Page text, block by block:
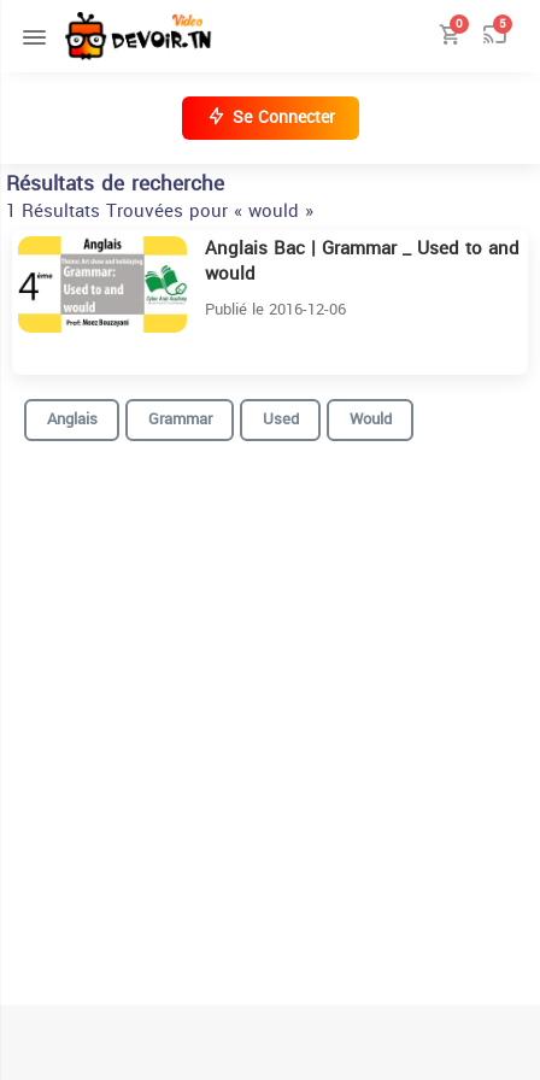
0 5
Se Connecter
Résultats de recherche
1 Résultats Trouvées pour « would »
4:30 Anglais Bac | Grammar _ Used to and
would
Publié le 2016-12-06
Anglais Grammar Used Would